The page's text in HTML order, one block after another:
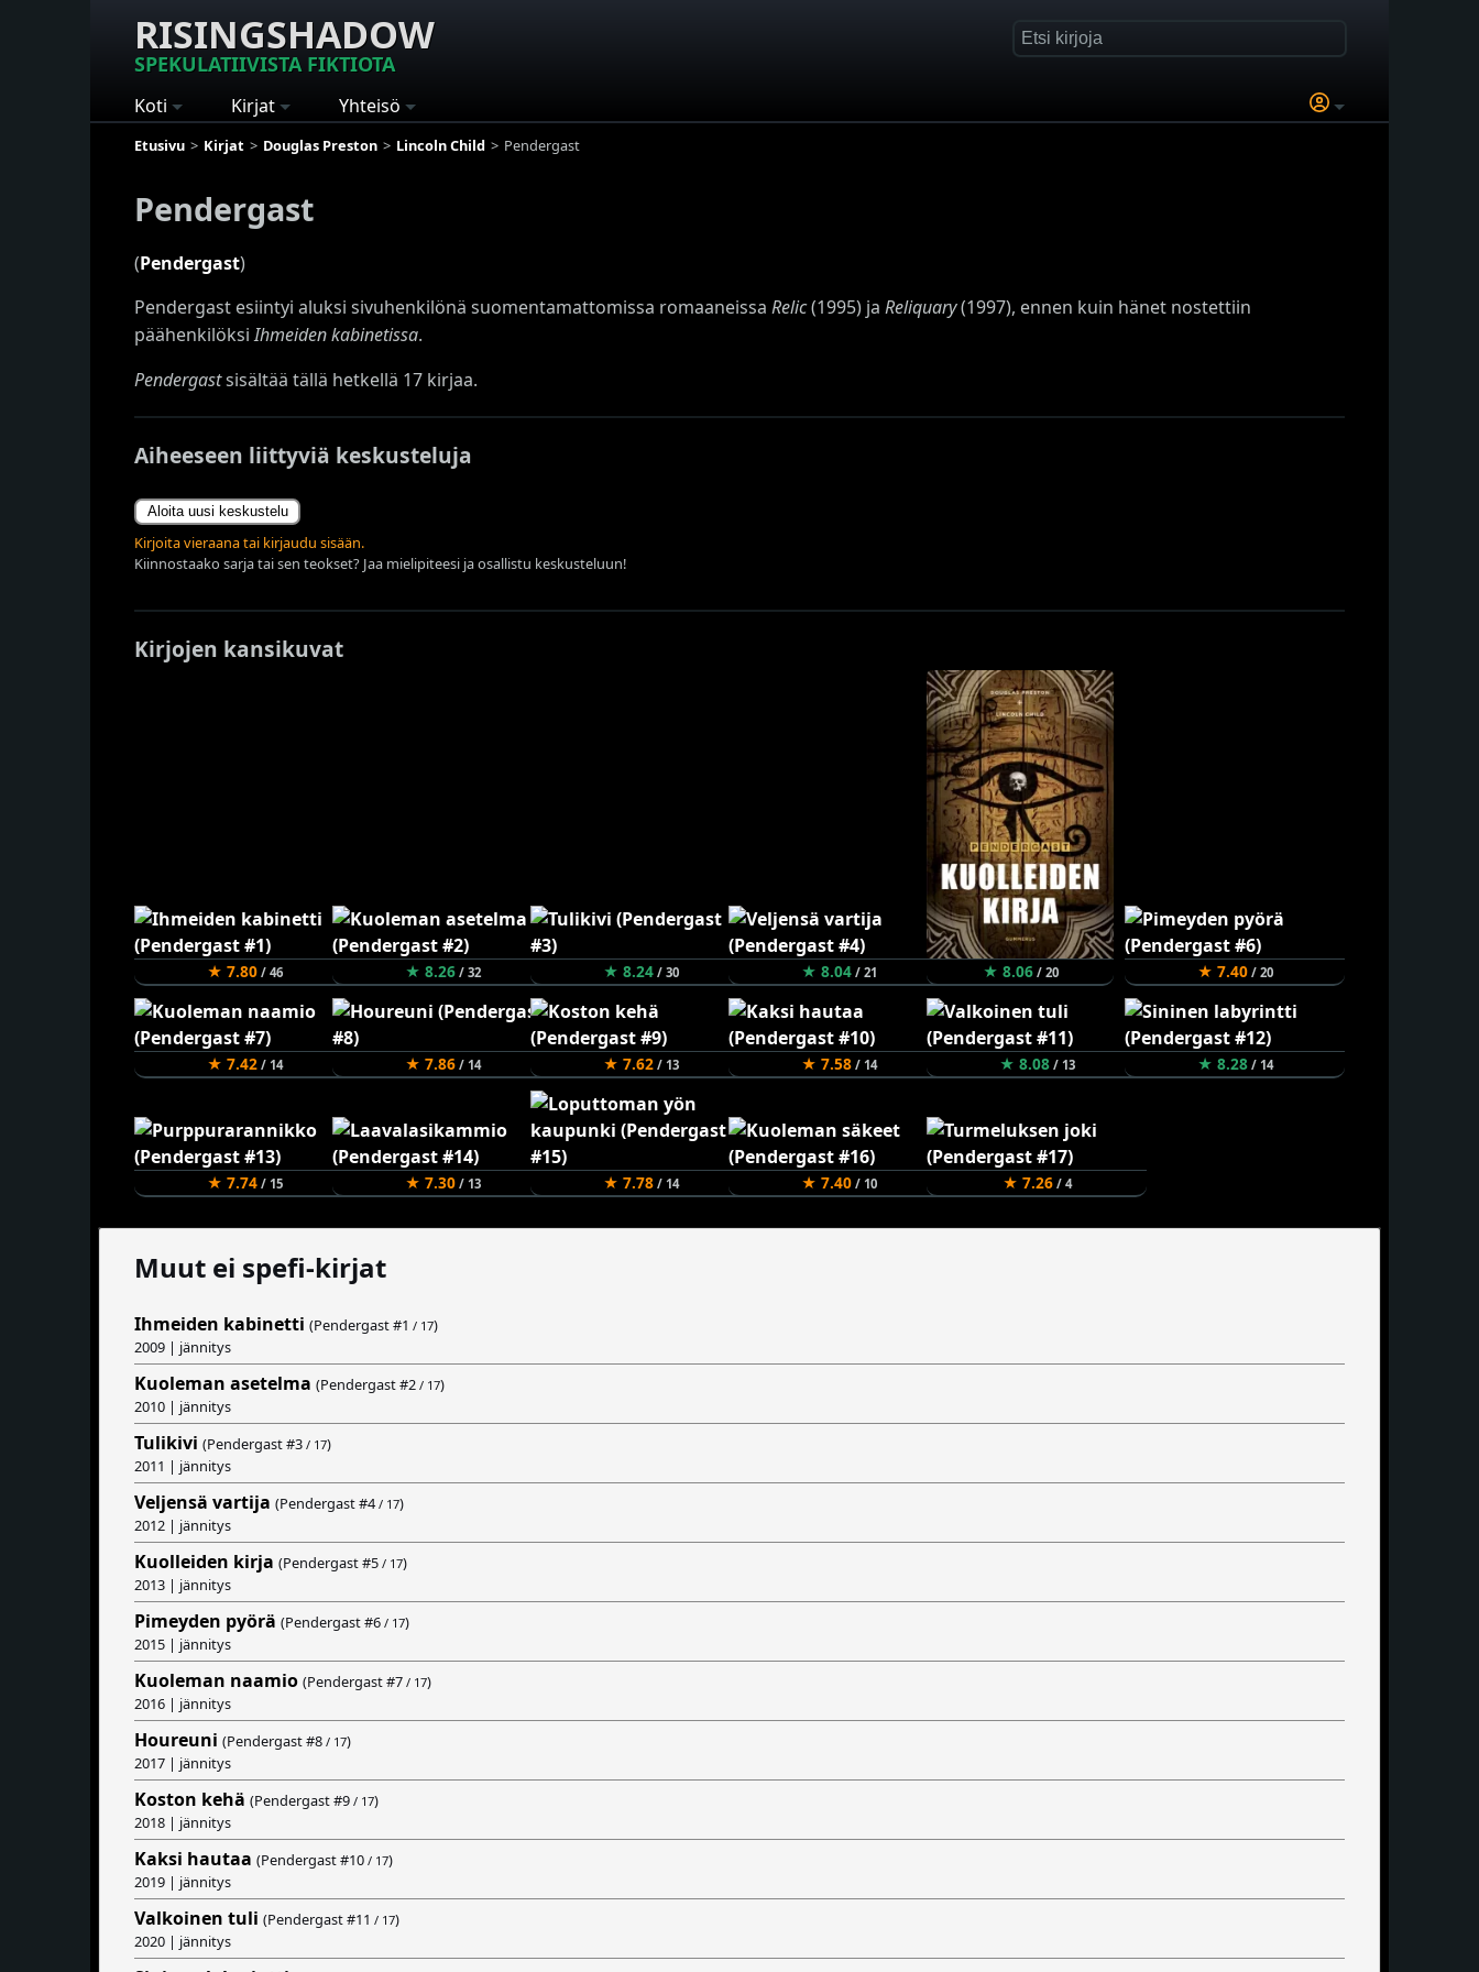
RISINGSHADOW
SPEKULATIIVISTA FIKTIOTA
Koti Kirjat Yhteisö
Etusivu Kirjat Douglas Preston Lincoln Child Pendergast
Pendergast
(Pendergast)
Pendergast esiintyi aluksi sivuhenkilönä suomentamattomissa romaaneissa Relic(1995) ja Reliquary(1997), ennen kuin hänet nostettiin
päähenkilöksiIhmeiden kabinetissa.
Pendergastsisältää tällä hetkellä 17 kirjaa.
Aiheeseen liittyviä keskusteluja
Aloita uusi keskustelu
Kirjoita vieraana tai kirjaudu sisään.
Kiinnostaako sarja tai sen teokset? Jaa mielipiteesi ja osallistu keskusteluun!
Kirjojen kansikuvat
★ 7.80/ 46 ★ 8.26/ 32 ★ 8.24/ 30 ★ 8.04/ 21 ★ 8.06/ 20 ★ 7.40/ 20
★ 7.42/ 14 ★ 7.86/ 14 ★ 7.62/ 13 ★ 7.58/ 14 ★ 8.08/ 13 ★ 8.28/ 14
★ 7.74/ 15 ★ 7.30/ 13 ★ 7.78/ 14 ★ 7.40/ 10 ★ 7.26/ 4
Muut ei spefi-kirjat
Ihmeiden kabinetti (Pendergast #1 / 17)
2009 | jännitys
Kuoleman asetelma (Pendergast #2 / 17)
2010 | jännitys
Tulikivi (Pendergast #3 / 17)
2011 | jännitys
Veljensä vartija (Pendergast #4 / 17)
2012 | jännitys
Kuolleiden kirja (Pendergast #5 / 17)
2013 | jännitys
Pimeyden pyörä (Pendergast #6 / 17)
2015 | jännitys
Kuoleman naamio (Pendergast #7 / 17)
2016 | jännitys
Houreuni (Pendergast #8 / 17)
2017 | jännitys
Koston kehä (Pendergast #9 / 17)
2018 | jännitys
Kaksi hautaa (Pendergast #10 / 17)
2019 | jännitys
Valkoinen tuli (Pendergast #11 / 17)
2020 | jännitys